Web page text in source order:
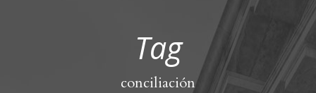
Tag
conciliación